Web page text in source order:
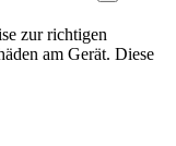
zur richtigen
am Gerät. Diese